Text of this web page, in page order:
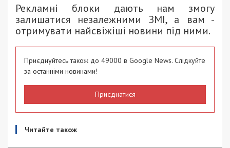
Рекламні блоки дають нам змогу
залишатися незалежними ЗМІ, а вам -
отримувати найсвіжіші новини під ними.
Приєднуйтесь також до 49000 в Google News. Слідкуйте
за останніми новинами!
Приєднатися
Читайте також